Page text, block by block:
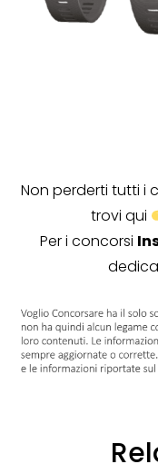
Non perderti tutti i
trovi qui
Per i concorsi